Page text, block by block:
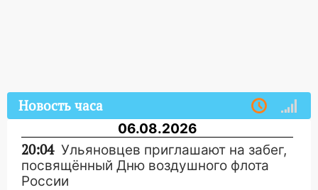
Новость часа
06.08.2026
20:04 Ульяновцев приглашают на забег,
посвящённый Дню воздушного флота
России